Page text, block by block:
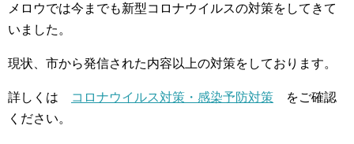
メロウでは今までも新型コロナウイルスの対策をしてきて
いました。
現状、市から発信された内容以上の対策をしております。
詳しくは コロナウイルス対策・感染予防対策 をご確認
ください。